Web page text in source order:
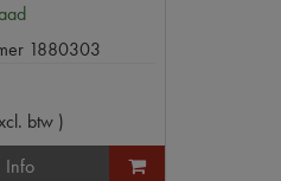
1880303
btw )
Info